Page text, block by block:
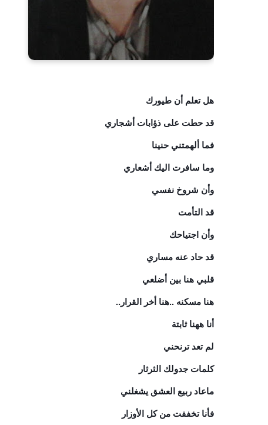
هل تعلم أن طيورك
قد حطت على ذؤابات أشجاري
فما ألهمتني حنينا
وما سافرت اليك أشعاري
وأن شروخ نفسي
قد التأمت
وأن اجتياحك
قد حاد عنه مساري
قلبي هنا بين أضلعي
هنا مسكنه ..هنا أخر القرار..
أنا ههنا ثابتة
لم تعد ترنحني
كلمات جدولك الثرثار
ماعاد ربيع العشق يشغلني
فأنا تخففت من كل الأوزار